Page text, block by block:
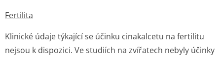
Fertilita
Klinické údaje týkající se účinku cinakalcetu na fertilitu
nejsou k dispozici. Ve studiích na zvířatech nebyly účinky